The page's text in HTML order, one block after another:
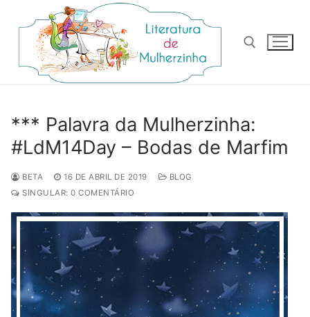
para
conteúdo
*** Palavra da Mulherzinha:
#LdM14Day – Bodas de Marfim
BETA 16 DE ABRIL DE 2019
BLOG
SINGULAR: 0 COMENTÁRIO